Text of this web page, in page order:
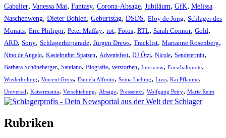
Gabalier, Vanessa Mai, Fantasy, Corona-Absage, Jubiläum, GfK, Melissa
Naschenweng, Dieter Bohlen, Geburtstag, DSDS, Eloy de Jong, Schlager des
Monats, Eric Philippi, Peter Maffay, tot, Fotos, RTL, Sarah Connor, Gold,
ARD, Sony, Schlagerhitparade, Jürgen Drews, Tracklist, Marianne Rosenberg,
Nino de Angelo, Kastelruther Spatzen, Adventsfest, DJ Ötzi, Nicole, Sendetermin,
Barbara Schöneberger, Santiano, Biografie, verstorben, Interview, Einschaltquote,
Wiederholung, Vincent Gross, Daniela Alfinito, Sonia Liebing, Live, Kai Pflaume,
Universal, Kaisermania, Verschiebung, Absage, Pressetext, Wolfgang Petry, Marie Reim
Rubriken